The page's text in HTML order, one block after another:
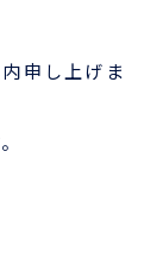
申し上げま